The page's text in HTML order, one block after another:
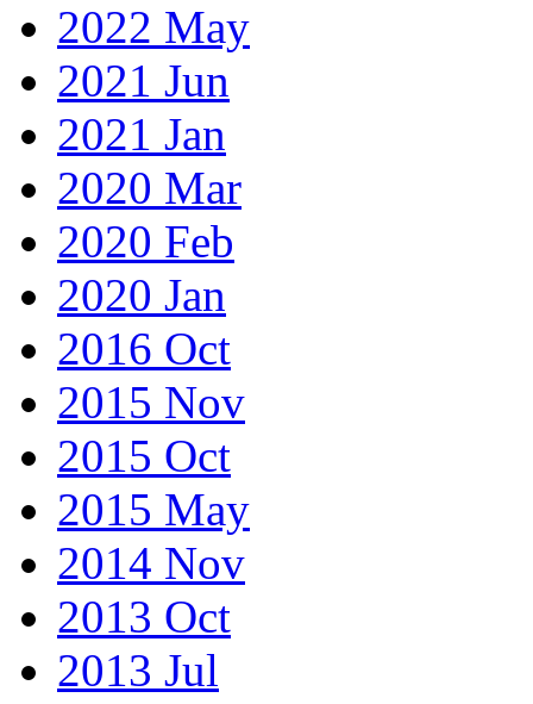
2022 May
2021 Jun
2021 Jan
2020 Mar
2020 Feb
2020 Jan
2016 Oct
2015 Nov
2015 Oct
2015 May
2014 Nov
2013 Oct
2013 Jul